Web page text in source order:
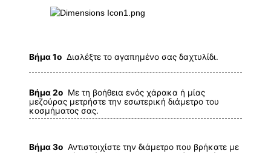
Βήμα 1ο Διαλέξτε το αγαπημένο σας δαχτυλίδι.
Βήμα 2ο Με τη βοήθεια ενός χάρακα ή μίας
μεζούρας μετρήστε την εσωτερική διάμετρο του
κοσμήματος σας.
Βήμα 3ο Αντιστοιχίστε την διάμετρο που βρήκατε με